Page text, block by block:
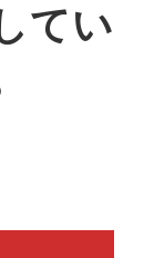
てい